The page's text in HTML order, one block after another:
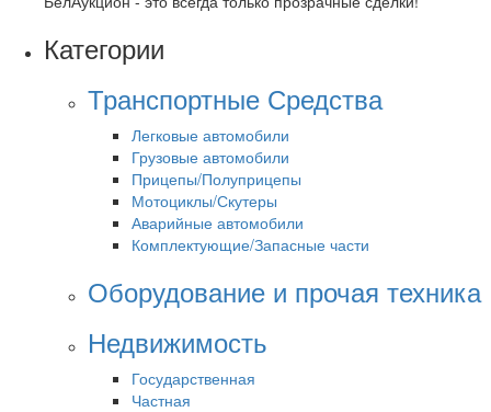
Категории
Транспортные Средства
Легковые автомобили
Грузовые автомобили
Прицепы/Полуприцепы
Мотоциклы/Скутеры
Аварийные автомобили
Комплектующие/Запасные части
Оборудование и прочая техника
Недвижимость
Государственная
Частная